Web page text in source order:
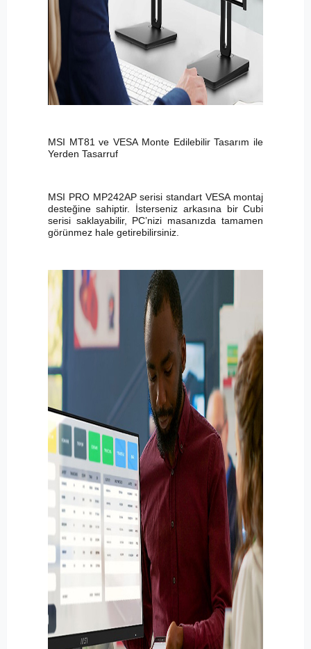
MSI MT81 ve VESA Monte Edilebilir Tasarım ile
Yerden Tasarruf
MSI PRO MP242AP serisi standart VESA montaj
desteğine sahiptir. İsterseniz arkasına bir Cubi
serisi saklayabilir, PC’nizi masanızda tamamen
görünmez hale getirebilirsiniz.